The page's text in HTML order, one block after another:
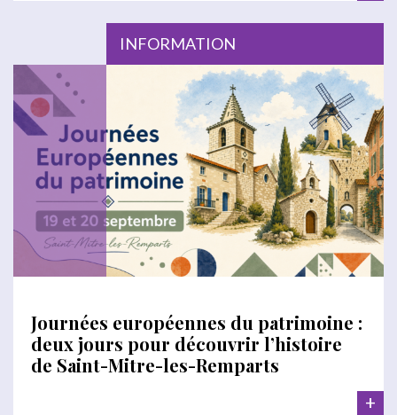
INFORMATION
Journées européennes du patrimoine :
deux jours pour découvrir l’histoire
de Saint-Mitre-les-Remparts
+